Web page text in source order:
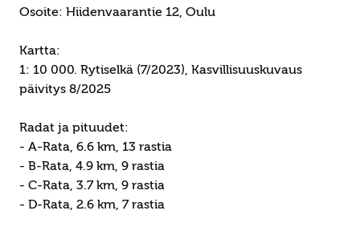
Osoite: Hiidenvaarantie 12, Oulu
Kartta:
1: 10 000. Rytiselkä (7/2023), Kasvillisuuskuvaus
päivitys 8/2025
Radat ja pituudet:
- A-Rata, 6.6 km, 13 rastia
- B-Rata, 4.9 km, 9 rastia
- C-Rata, 3.7 km, 9 rastia
- D-Rata, 2.6 km, 7 rastia